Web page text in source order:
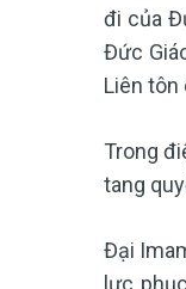
đi của
Đức
Liên tôn
Trong
tang
Đại